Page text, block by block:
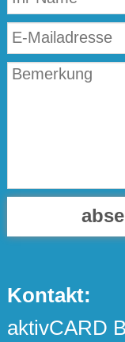
Kontakt:
aktivCARD